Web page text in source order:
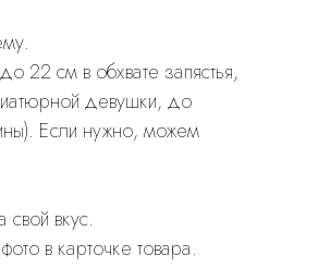
22 см в обхвате запястья,
девушки, до
Если нужно, можем
свой вкус.
в карточке товара.